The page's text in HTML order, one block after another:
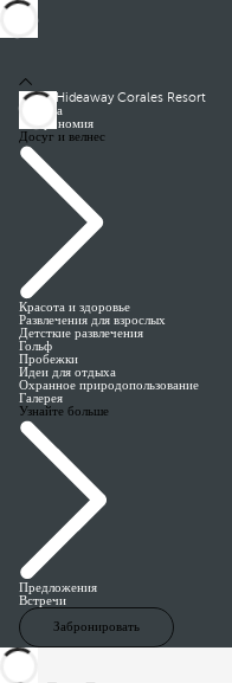
Royal Hideaway Corales Resort
Номера
Гастрономия
Досуг и велнес
Красота и здоровье
Развлечения для взрослых
Детсткие развлечения
Гольф
Пробежки
Идеи для отдыха
Охранное природопользование
Галерея
Узнайте больше
Предложения
Встречи
Забронировать